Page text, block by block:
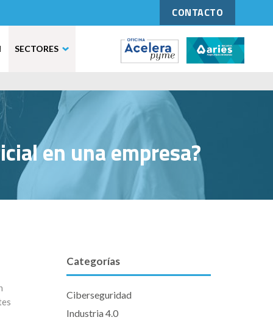
CONTACTO
SECTORES
en una empresa?
Categorías
Ciberseguridad
Industria 4.0